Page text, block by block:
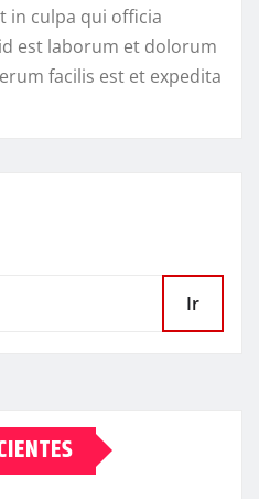
in culpa qui officia
est laborum et dolorum
facilis est et expedita
Ir